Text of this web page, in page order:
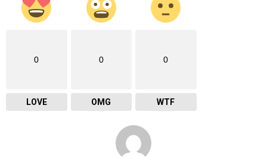
0
LOVE
0
OMG
0
WTF